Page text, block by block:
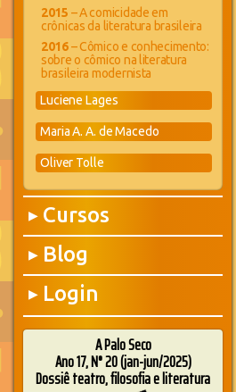
2015 – A comicidade em
crônicas da literatura brasileira
2016– Cômico e conhecimento:
sobre o cômico na literatura
brasileira modernista
Luciene Lages
Maria A. A. de Macedo
Oliver Tolle
▶ Cursos
▶ Blog
▶ Login
A Palo Seco
Ano 17, N° 20 (jan-jun/2025)
Dossiê teatro, filosofia e literatura